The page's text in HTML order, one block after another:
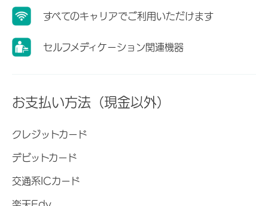
すべてのキャリアでご利用いただけます
セルフメディケーション関連機器
お支払い方法（現金以外）
クレジットカード
デビットカード
交通系ICカード
楽天Edy